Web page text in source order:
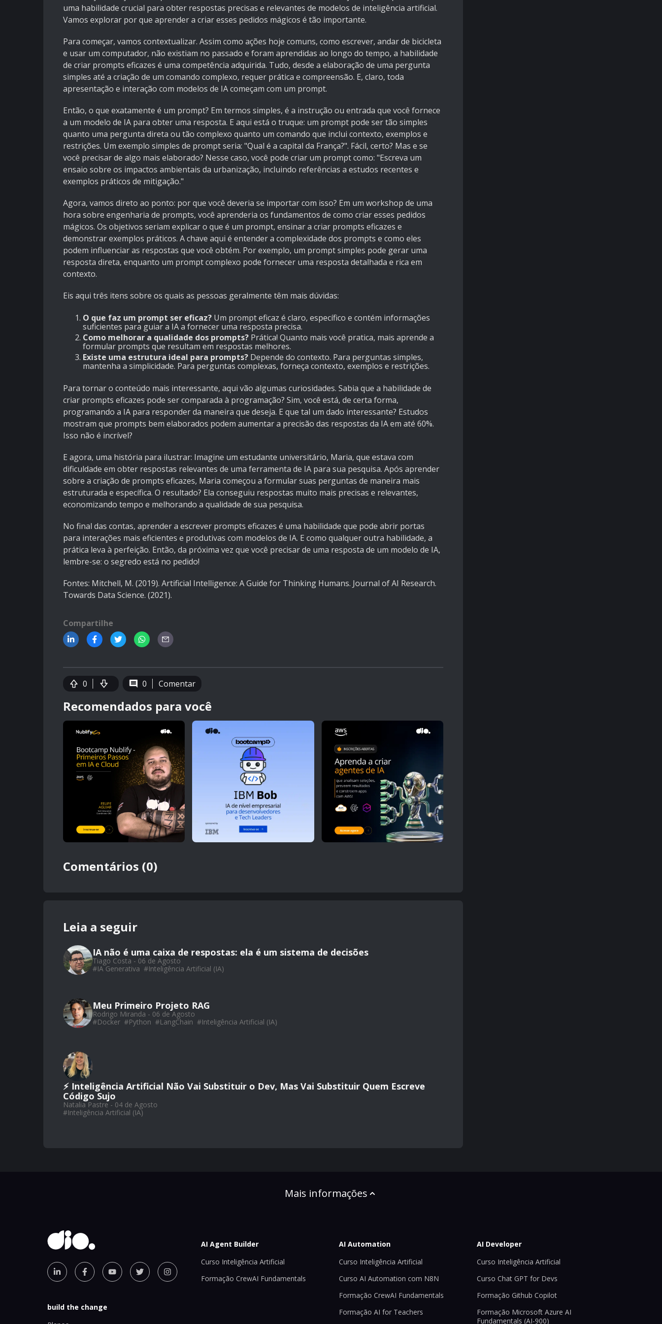
uma habilidade crucial para obter respostas precisas e relevantes de modelos de inteligência artificial.
Vamos explorar por que aprender a criar esses pedidos mágicos é tão importante.
Para começar, vamos contextualizar. Assim como ações hoje comuns, como escrever, andar de bicicleta
e usar um computador, não existiam no passado e foram aprendidas ao longo do tempo, a habilidade
de criar prompts eficazes é uma competência adquirida. Tudo, desde a elaboração de uma pergunta
simples até a criação de um comando complexo, requer prática e compreensão. E, claro, toda
apresentação e interação com modelos de IA começam com um prompt.
Então, o que exatamente é um prompt? Em termos simples, é a instrução ou entrada que você fornece
a um modelo de IA para obter uma resposta. E aqui está o truque: um prompt pode ser tão simples
quanto uma pergunta direta ou tão complexo quanto um comando que inclui contexto, exemplos e
restrições. Um exemplo simples de prompt seria: "Qual é a capital da França?". Fácil, certo? Mas e se
você precisar de algo mais elaborado? Nesse caso, você pode criar um prompt como: "Escreva um
ensaio sobre os impactos ambientais da urbanização, incluindo referências a estudos recentes e
exemplos práticos de mitigação."
Agora, vamos direto ao ponto: por que você deveria se importar com isso? Em um workshop de uma
hora sobre engenharia de prompts, você aprenderia os fundamentos de como criar esses pedidos
mágicos. Os objetivos seriam explicar o que é um prompt, ensinar a criar prompts eficazes e
demonstrar exemplos práticos. A chave aqui é entender a complexidade dos prompts e como eles
podem influenciar as respostas que você obtém. Por exemplo, um prompt simples pode gerar uma
resposta direta, enquanto um prompt complexo pode fornecer uma resposta detalhada e rica em
contexto.
Eis aqui três itens sobre os quais as pessoas geralmente têm mais dúvidas:
O que faz um prompt ser eficaz? Um prompt eficaz é claro, específico e contém informações
suficientes para guiar a IA a fornecer uma resposta precisa.
Como melhorar a qualidade dos prompts? Prática! Quanto mais você pratica, mais aprende a
formular prompts que resultam em respostas melhores.
Existe uma estrutura ideal para prompts? Depende do contexto. Para perguntas simples,
mantenha a simplicidade. Para perguntas complexas, forneça contexto, exemplos e restrições.
Para tornar o conteúdo mais interessante, aqui vão algumas curiosidades. Sabia que a habilidade de
criar prompts eficazes pode ser comparada à programação? Sim, você está, de certa forma,
programando a IA para responder da maneira que deseja. E que tal um dado interessante? Estudos
mostram que prompts bem elaborados podem aumentar a precisão das respostas da IA em até 60%.
Isso não é incrível?
E agora, uma história para ilustrar: Imagine um estudante universitário, Maria, que estava com
dificuldade em obter respostas relevantes de uma ferramenta de IA para sua pesquisa. Após aprender
sobre a criação de prompts eficazes, Maria começou a formular suas perguntas de maneira mais
estruturada e específica. O resultado? Ela conseguiu respostas muito mais precisas e relevantes,
economizando tempo e melhorando a qualidade de sua pesquisa.
No final das contas, aprender a escrever prompts eficazes é uma habilidade que pode abrir portas
para interações mais eficientes e produtivas com modelos de IA. E como qualquer outra habilidade, a
prática leva à perfeição. Então, da próxima vez que você precisar de uma resposta de um modelo de IA,
lembre-se: o segredo está no pedido!
Fontes: Mitchell, M. (2019). Artificial Intelligence: A Guide for Thinking Humans. Journal of AI Research.
Towards Data Science. (2021).
Compartilhe
0 0 Comentar
Recomendados para você
Comentários (0)
Leia a seguir
IA não é uma caixa de respostas: ela é um sistema de decisões
Tiago Costa - 06 de Agosto
#IA Generativa #Inteligência Artificial (IA)
Meu Primeiro Projeto RAG
Rodrigo Miranda - 06 de Agosto
#Docker #Python #LangChain #Inteligência Artificial (IA)
⚡ Inteligência Artificial Não Vai Substituir o Dev, Mas Vai Substituir Quem Escreve
Código Sujo
Natalia Pastre - 04 de Agosto
#Inteligência Artificial (IA)
Mais informações
build the change
AI Agent Builder
Curso Inteligência Artificial
Formação CrewAI Fundamentals
AI Automation
Curso Inteligência Artificial
Curso AI Automation com N8N
Formação CrewAI Fundamentals
Formação AI for Teachers
AI Developer
Curso Inteligência Artificial
Curso Chat GPT for Devs
Formação Github Copilot
Formação Microsoft Azure AI
Fundamentals (AI-900)